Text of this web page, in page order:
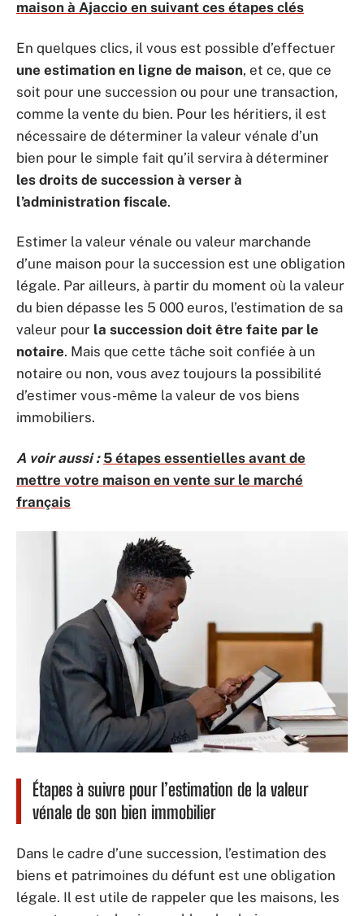
maison à Ajaccio en suivant ces étapes clés
En quelques clics, il vous est possible d’effectuer
une estimation en ligne de maison, et ce, que ce
soit pour une succession ou pour une transaction,
comme la vente du bien. Pour les héritiers, il est
nécessaire de déterminer la valeur vénale d’un
bien pour le simple fait qu’il servira à déterminer
les droits de succession à verser à
l’administration fiscale.
Estimer la valeur vénale ou valeur marchande
d’une maison pour la succession est une obligation
légale. Par ailleurs, à partir du moment où la valeur
du bien dépasse les 5 000 euros, l’estimation de sa
valeur pour la succession doit être faite par le
notaire. Mais que cette tâche soit confiée à un
notaire ou non, vous avez toujours la possibilité
d’estimer vous-même la valeur de vos biens
immobiliers.
A voir aussi : 5 étapes essentielles avant de
mettre votre maison en vente sur le marché
français
Étapes à suivre pour l’estimation de la valeur
vénale de son bien immobilier
Dans le cadre d’une succession, l’estimation des
biens et patrimoines du défunt est une obligation
légale. Il est utile de rappeler que les maisons, les